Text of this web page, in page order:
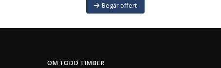
Begär offert
OM TODD TIMBER